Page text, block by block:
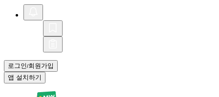
로그인/회원가입
앱 설치하기